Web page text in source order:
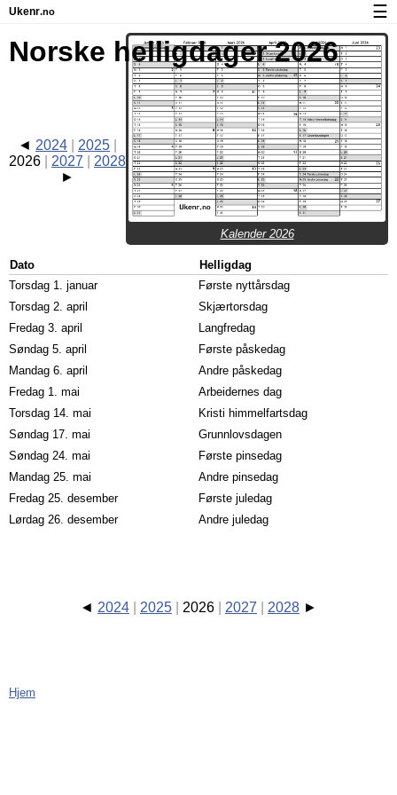
Ukenr.no
Kalender med helligdager og ukenumre
Ukenummer og helligdager på iPhone
Personvern og informasjonskapsler
☰
Norske helligdager 2026
Kalender 2026
2024
2025
2026
2027 2028
Dato
Helligdag
Torsdag 1. januar
Første nyttårsdag
Torsdag 2. april
Skjærtorsdag
Fredag 3. april
Langfredag
Søndag 5. april
Første påskedag
Mandag 6. april
Andre påskedag
Fredag 1. mai
Arbeidernes dag
Torsdag 14. mai
Kristi himmelfartsdag
Søndag 17. mai
Grunnlovsdagen
Søndag 24. mai
Første pinsedag
Mandag 25. mai
Andre pinsedag
Fredag 25. desember
Første juledag
Lørdag 26. desember
Andre juledag
2024 2025 2026 2027 2028
Hjem